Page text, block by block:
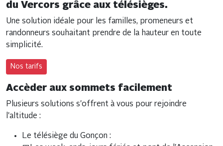
du Vercors grâce aux télésièges.
Une solution idéale pour les familles, promeneurs et
randonneurs souhaitant prendre de la hauteur en toute
simplicité.
Nos tarifs
Accèder aux sommets facilement
Plusieurs solutions s'offrent à vous pour rejoindre
l'altitude :
Le télésiège du Gonçon :